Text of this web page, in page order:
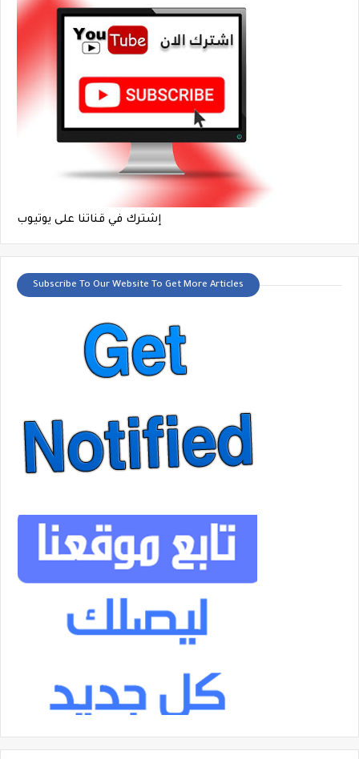
إشترك في قناتنا على يوتيوب
Subscribe To Our Website To Get More Articles